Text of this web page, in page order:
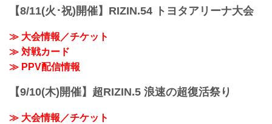
始
※オープニングファイトは13:00開始
丸善インテックアリーナ大阪（大阪市中
【8/11(火･祝)開催】RIZIN.54 トヨタアリーナ大会
≫ 大会情報／チケット
≫ 対戦カード
≫ PPV配信情報
【9/10(木)開催】超RIZIN.5 浪速の超復活祭り
≫ 大会情報／チケット